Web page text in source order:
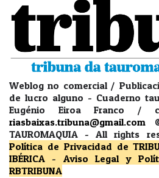
Weblog no comercial /
de lucro alguno - Cuaderno
Eugénio Eiroa Franco /
riasbaixas.tribuna@gmail.com
TAUROMAQUIA -All rights
Política de Privacidad de
IBÉRICA - Aviso Legal y
RBTRIBUNA